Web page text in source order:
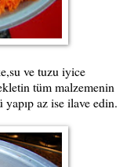
ve tuzu iyice
tüm malzemenin
az ise ilave edin.